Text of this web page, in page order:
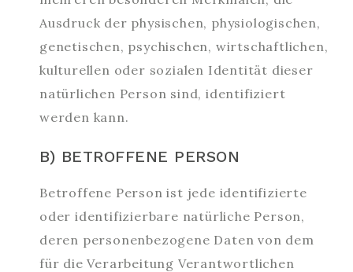
Ausdruck der physischen, physiologischen,
genetischen, psychischen, wirtschaftlichen,
kulturellen oder sozialen Identität dieser
natürlichen Person sind, identifiziert
werden kann.
B) BETROFFENE PERSON
Betroffene Person ist jede identifizierte
oder identifizierbare natürliche Person,
deren personenbezogene Daten von dem
für die Verarbeitung Verantwortlichen